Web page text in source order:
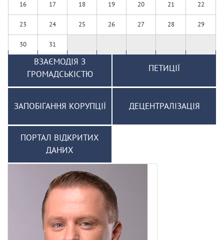
16 17 18 19 20 21 22
23 24 25 26 27 28 29
30 31
ВЗАЄМОДІЯ З
ГРОМАДСЬКІСТЮ
ПЕТИЦІЇ
ЗАПОБІГАННЯ КОРУПЦІЇ ДЕЦЕНТРАЛІЗАЦІЯ
ПОРТАЛ ВІДКРИТИХ
ДАНИХ